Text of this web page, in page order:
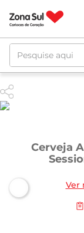
Pesquise aqui
Cerveja
Ver